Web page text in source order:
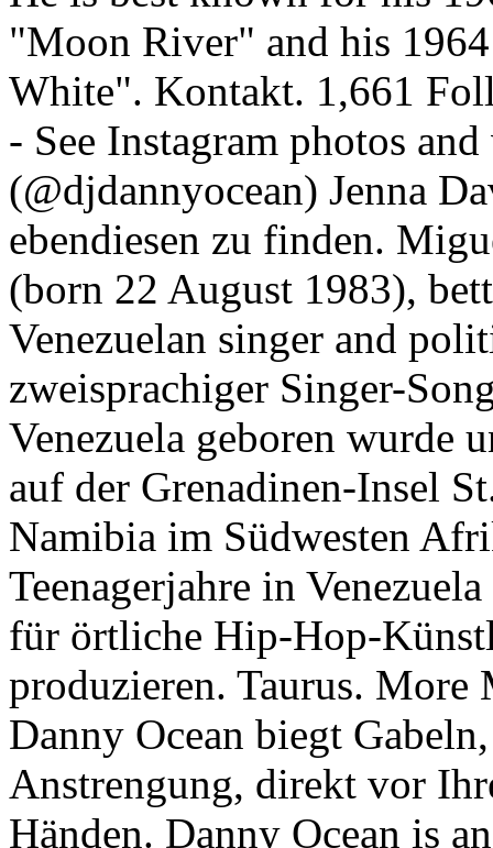
"Moon River" and his
White". Kontakt. 1,661
- See Instagram photos
(@djdannyocean) Jenna
ebendiesen zu finden.
(born 22 August 1983),
Venezuelan singer and
zweisprachiger Singer-
Venezuela geboren wurde
auf der Grenadinen-Insel
Namibia im Südwesten
Teenagerjahre in
für örtliche Hip-Hop-
produzieren. Taurus.
Danny Ocean biegt
Anstrengung, direkt vor
Händen. Danny Ocean is